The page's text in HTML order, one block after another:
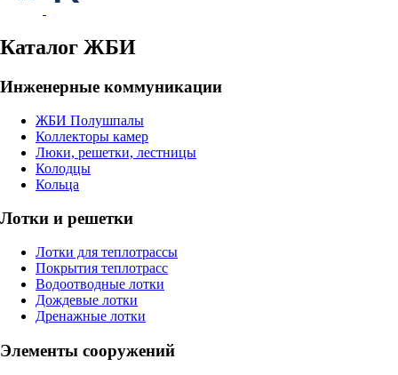
Каталог ЖБИ
Инженерные коммуникации
ЖБИ Полушпалы
Коллекторы камер
Люки, решетки, лестницы
Колодцы
Кольца
Лотки и решетки
Лотки для теплотрассы
Покрытия теплотрасс
Водоотводные лотки
Дождевые лотки
Дренажные лотки
Элементы сооружений